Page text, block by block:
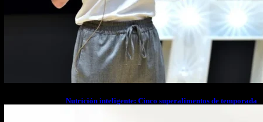
Nutrición inteligente: Cinco superalimentos de temporada